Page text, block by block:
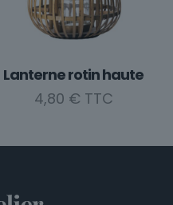
Lanterne rotin haute
4,80 €